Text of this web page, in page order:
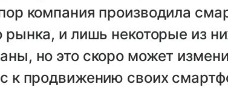
компания производила
рынка, и лишь некоторые из
но это скоро может
к продвижению своих